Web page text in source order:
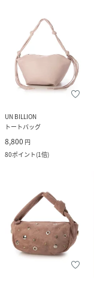
UN BILLION
トートバッグ
8,800 円
80ポイント(1倍)